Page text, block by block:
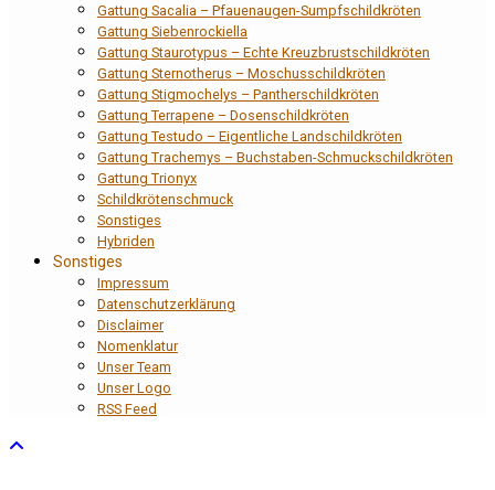
Gattung Sacalia – Pfauenaugen-Sumpfschildkröten
Gattung Siebenrockiella
Gattung Staurotypus – Echte Kreuzbrustschildkröten
Gattung Sternotherus – Moschusschildkröten
Gattung Stigmochelys – Pantherschildkröten
Gattung Terrapene – Dosenschildkröten
Gattung Testudo – Eigentliche Landschildkröten
Gattung Trachemys – Buchstaben-Schmuckschildkröten
Gattung Trionyx
Schildkrötenschmuck
Sonstiges
Hybriden
Sonstiges
Impressum
Datenschutzerklärung
Disclaimer
Nomenklatur
Unser Team
Unser Logo
RSS Feed